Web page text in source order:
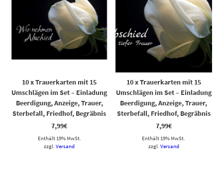
10 x Trauerkarten mit 15
Umschlägen im Set – Einladung
Beerdigung, Anzeige, Trauer,
Sterbefall, Friedhof, Begräbnis
7,99€
Enthält 19% MwSt.
zzgl.Versand
10 x Trauerkarten mit 15
Umschlägen im Set – Einladung
Beerdigung, Anzeige, Trauer,
Sterbefall, Friedhof, Begräbnis
7,99€
Enthält 19% MwSt.
zzgl. Versand